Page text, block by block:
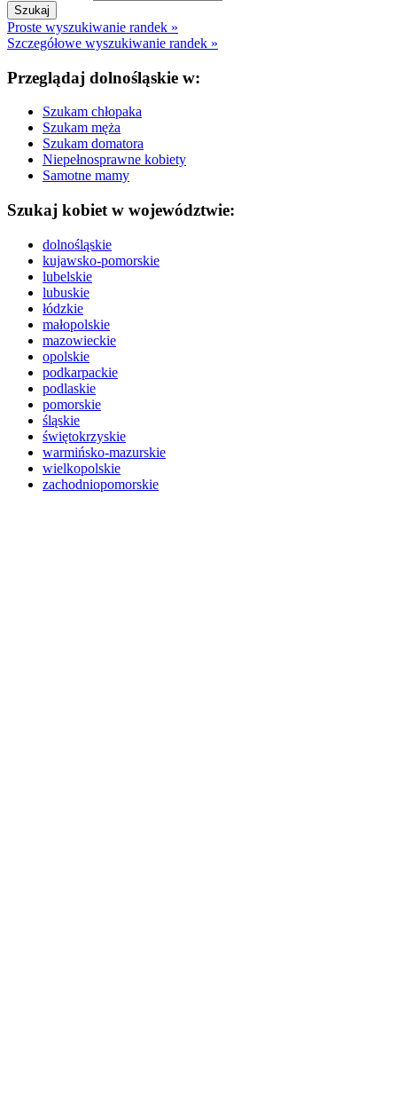
Proste wyszukiwanie randek »
Szczegółowe wyszukiwanie randek »
Przeglądaj dolnośląskie w:
Szukam chłopaka
Szukam męża
Szukam domatora
Niepełnosprawne kobiety
Samotne mamy
Szukaj kobiet w województwie:
dolnośląskie
kujawsko-pomorskie
lubelskie
lubuskie
łódzkie
małopolskie
mazowieckie
opolskie
podkarpackie
podlaskie
pomorskie
śląskie
świętokrzyskie
warmińsko-mazurskie
wielkopolskie
zachodniopomorskie